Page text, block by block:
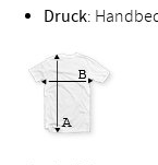
Druck: